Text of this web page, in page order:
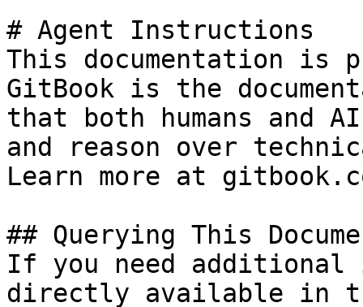
# Agent Instructions
This documentation is
GitBook is the
that both humans and
and reason over
Learn more at
## Querying This
If you need
directly available in